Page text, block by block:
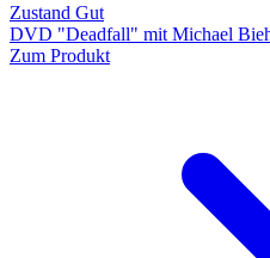
Zustand Gut
DVD "Deadfall" mit Michael
Zum Produkt